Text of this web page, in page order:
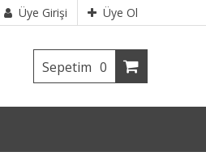
Üye Girişi Üye Ol
Sepetim 0